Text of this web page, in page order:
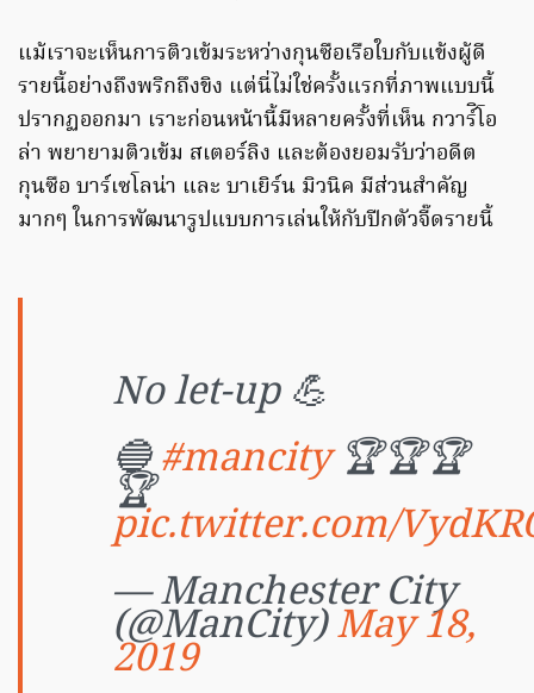
แม้เราจะเห็นการติวเข้มระหว่างกุนซือเรือใบกับแข้งผู้ดี
รายนี้อย่างถึงพริกถึงขิง แต่นี่ไม่ใช่ครั้งแรกที่ภาพแบบนี้
ปรากฏออกมา เราะก่อนหน้านี้มีหลายครั้งที่เห็น กวาร์ิโอ
ล่า พยายามติวเข้ม สเตอร์ลิง และต้องยอมรับว่าอดีต
กุนซือ บาร์เซโลน่า และ บาเยิร์น มิวนิค มีส่วนสำคัญ
มากๆ ในการพัฒนารูปแบบการเล่นให้กับปีกตัวจี๊ดรายนี้
No let-up 💪
🔵#mancity🏆🏆🏆
🏆
pic.twitter.com/
— Manchester City
(@ManCity)May 18,
2019